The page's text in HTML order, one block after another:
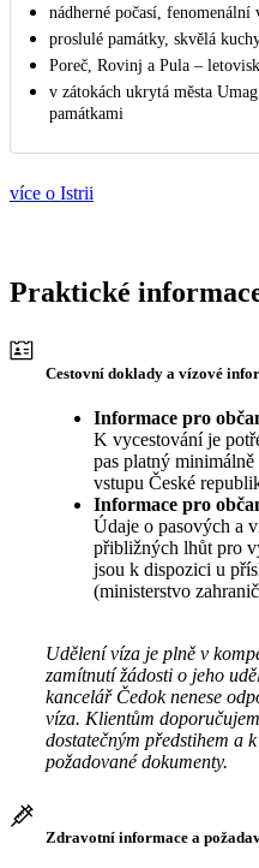
nádherné počasí,
proslulé památky, skvělá
Poreč, Rovinj a Pula –
v zátokách ukrytá města
památkami
více o Istrii
Praktické
Cestovní doklady a vízové
Informace pro
K vycestování je
pas platný
vstupu České
Informace pro
Údaje o pasových a
přibližných lhůt pro
jsou k dispozici u
(ministerstvo
Udělení víza je plně v
zamítnutí žádosti o jeho
kancelář Čedok nenese
víza. Klientům
dostatečným předstihem a
požadované dokumenty.
Zdravotní informace a